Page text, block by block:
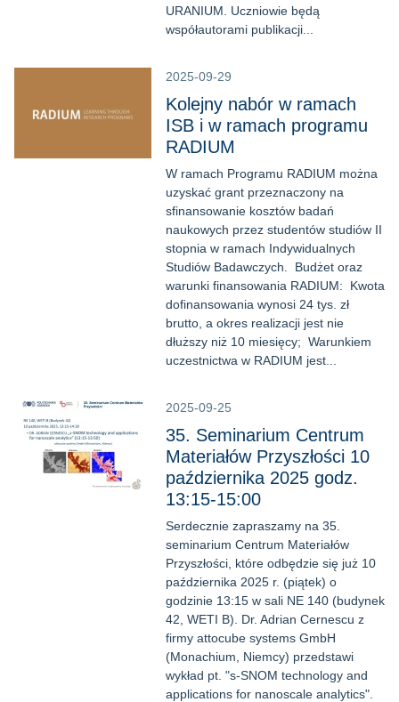
URANIUM. Uczniowie będą
współautorami publikacji...
2025-09-29
Kolejny nabór w ramach
ISB i w ramach programu
RADIUM
W ramach Programu RADIUM można
uzyskać grant przeznaczony na
sfinansowanie kosztów badań
naukowych przez studentów studiów II
stopnia w ramach Indywidualnych
Studiów Badawczych. Budżet oraz
warunki finansowania RADIUM: Kwota
dofinansowania wynosi 24 tys. zł
brutto, a okres realizacji jest nie
dłuższy niż 10 miesięcy; Warunkiem
uczestnictwa w RADIUM jest...
2025-09-25
35. Seminarium Centrum
Materiałów Przyszłości 10
października 2025 godz.
13:15-15:00
Serdecznie zapraszamy na 35.
seminarium Centrum Materiałów
Przyszłości, które odbędzie się już 10
października 2025 r. (piątek) o
godzinie 13:15 w sali NE 140 (budynek
42, WETI B). Dr. Adrian Cernescu z
firmy attocube systems GmbH
(Monachium, Niemcy) przedstawi
wykład pt. "s-SNOM technology and
applications for nanoscale analytics".